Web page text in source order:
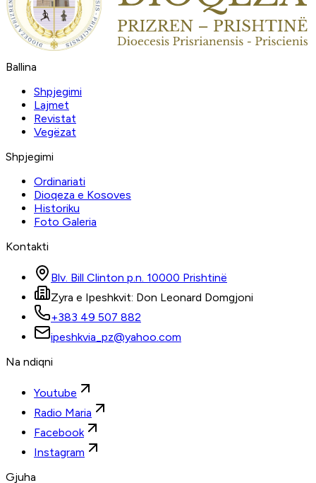
Ballina
Shpjegimi
Lajmet
Revistat
Vegëzat
Shpjegimi
Ordinariati
Dioqeza e Kosoves
Historiku
Foto Galeria
Kontakti
Blv. Bill Clinton p.n. 10000 Prishtinë
Zyra e Ipeshkvit: Don Leonard Domgjoni
+383 49 507 882
ipeshkvia_pz@yahoo.com
Na ndiqni
Youtube
Radio Maria
Facebook
Instagram
Gjuha